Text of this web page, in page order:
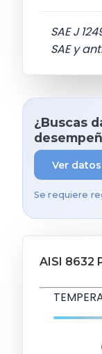
SAE J
SAE y
¿Buscas
Ver
Se requiere
AISI 8632